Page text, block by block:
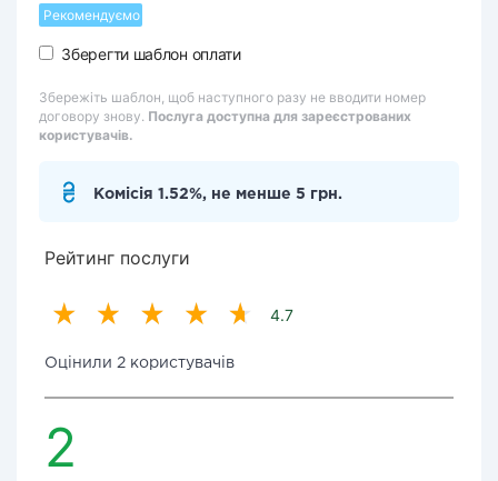
Рекомендуємо
Зберегти шаблон оплати
Збережіть шаблон, щоб наступного разу не вводити номер
договору знову. Послуга доступна для зареєстрованих
користувачів.
Комісія 1.52%, не менше 5 грн.
Рейтинг послуги
4.7
Оцінили 2 користувачів
2